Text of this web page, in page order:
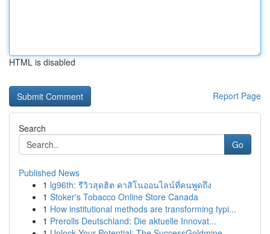
HTML is disabled
Report Page
Search
Go
Published News
1 lg96th: รีวิวสุดฮิต คาสิโนออนไลน์ที่คนพูดถึง
1 Stoker's Tobacco Online Store Canada
1 How institutional methods are transforming typi...
1 Prerolls Deutschland: Die aktuelle Innovat...